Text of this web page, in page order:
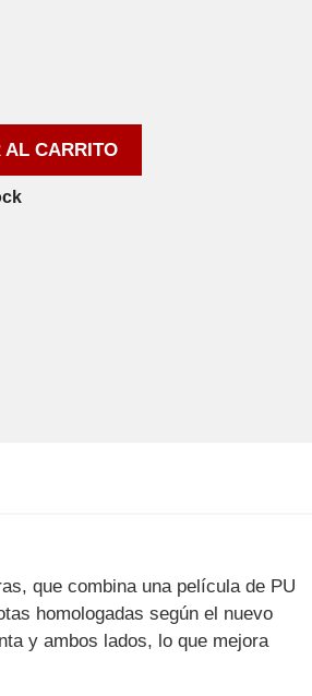
AL CARRITO
que combina una película de PU
homologadas según el nuevo
y ambos lados, lo que mejora